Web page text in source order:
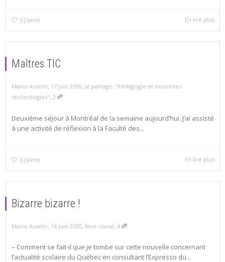
0 J'aime En lire plus
Maîtres TIC
Mario Asselin, 17 juin 2005, Je partage, "Pédagogie et nouvelles
technologies", 2
Deuxième séjour à Montréal de la semaine aujourd’hui. J’ai assisté
à une activité de réflexion à la Faculté des...
0 J'aime En lire plus
Bizarre bizarre !
Mario Asselin 14 juin 2005 Non classé 4
– Comment se fait-il que je tombe sur cette nouvelle concernant
l’actualité scolaire du Québec en consultant l’Expresso du...